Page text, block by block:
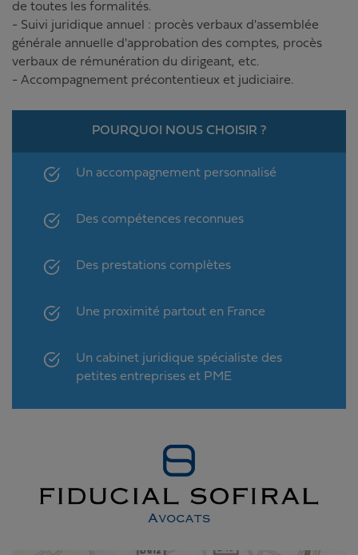
de toutes les formalités.
- Suivi juridique annuel : procès verbaux d'assemblée
générale annuelle d'approbation des comptes, procès
verbaux de rémunération du dirigeant, etc.
- Accompagnement précontentieux et judiciaire.
POURQUOI NOUS CHOISIR ?
Un accompagnement personnalisé
Des compétences reconnues
Des prestations complètes
Une proximité partout en France
Un cabinet juridique spécialiste des
petites entreprises et PME